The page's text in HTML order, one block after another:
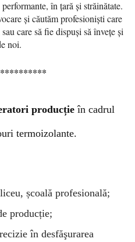
în țară și străinătate.
și căutăm profesioniști care
care să fie dispuși să învețe și
noi.
producție în cadrul
termoizolante.
școală profesională;
producție;
în desfăşurarea